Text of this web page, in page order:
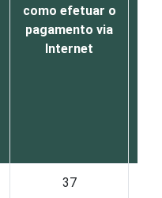
como efetuar o
pagamento via
Internet
37